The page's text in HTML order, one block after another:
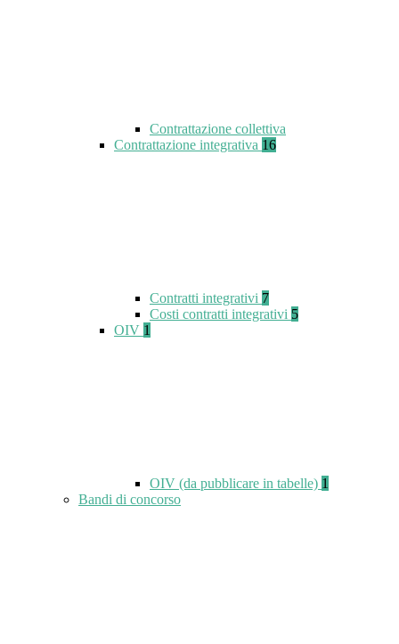
Contrattazione collettiva
Contrattazione integrativa 16
Contratti integrativi 7
Costi contratti integrativi 5
OIV 1
OIV (da pubblicare in tabelle) 1
Bandi di concorso